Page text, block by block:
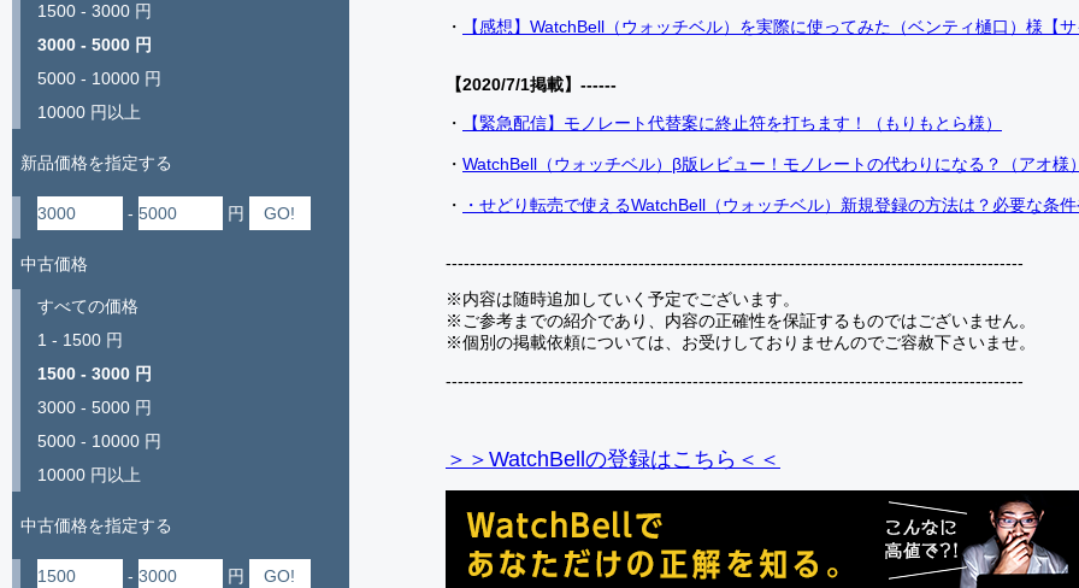
・ 【感想】WatchBell（ウォッチベル）を実際に使ってみた（ベンティ樋口）様【
【2020/7/1掲載】------
・
【緊急配信】モノレート代替案に終止符を打ちます！（もりもとら様）
・ WatchBell（ウォッチベル）β版レビュー！モノレートの代わりになる？（アオ様
・ ・せどり転売で使えるWatchBell（ウォッチベル）新規登録の方法は？必要な条
------------------------------------------------------------------------------------------------
※内容は随時追加していく予定でございます。
※ご参考までの紹介であり、内容の正確性を保証するものではございません。
※個別の掲載依頼については、お受けしておりませんのでご容赦下さいませ。
------------------------------------------------------------------------------------------------
＞＞WatchBellの登録はこちら＜＜
1500 - 3000 円
3000 - 5000 円
5000 - 10000 円
10000 円以上
新品価格を指定する
- 円
中古価格
すべての価格
1 - 1500 円
1500 - 3000 円
3000 - 5000 円
5000 - 10000 円
10000 円以上
中古価格を指定する
- 円